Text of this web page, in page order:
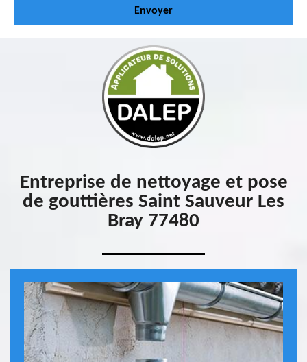
Entreprise de nettoyage et pose
de gouttières Saint Sauveur Les
Bray 77480